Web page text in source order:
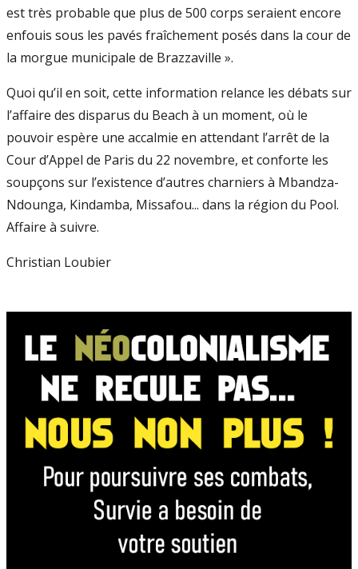
est très probable que plus de 500 corps seraient encore
enfouis sous les pavés fraîchement posés dans la cour de
la morgue municipale de Brazzaville ».
Quoi qu’il en soit, cette information relance les débats sur
l’affaire des disparus du Beach à un moment, où le
pouvoir espère une accalmie en attendant l’arrêt de la
Cour d’Appel de Paris du 22 novembre, et conforte les
soupçons sur l’existence d’autres charniers à Mbandza-
Ndounga, Kindamba, Missafou... dans la région du Pool.
Affaire à suivre.
Christian Loubier